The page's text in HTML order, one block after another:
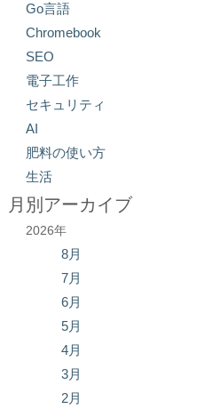
Go言語
Chromebook
SEO
電子工作
セキュリティ
AI
肥料の使い方
生活
月別アーカイブ
2026年
8月
7月
6月
5月
4月
3月
2月